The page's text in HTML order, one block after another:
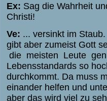
Ex: Sag die Wahrheit
Christi!
Ve: ... versinkt im
gibt aber zumeist Gott
die meisten Leute
Lebensstandards so
durchkommt. Da muss
einander helfen und
aber das wird viel zu